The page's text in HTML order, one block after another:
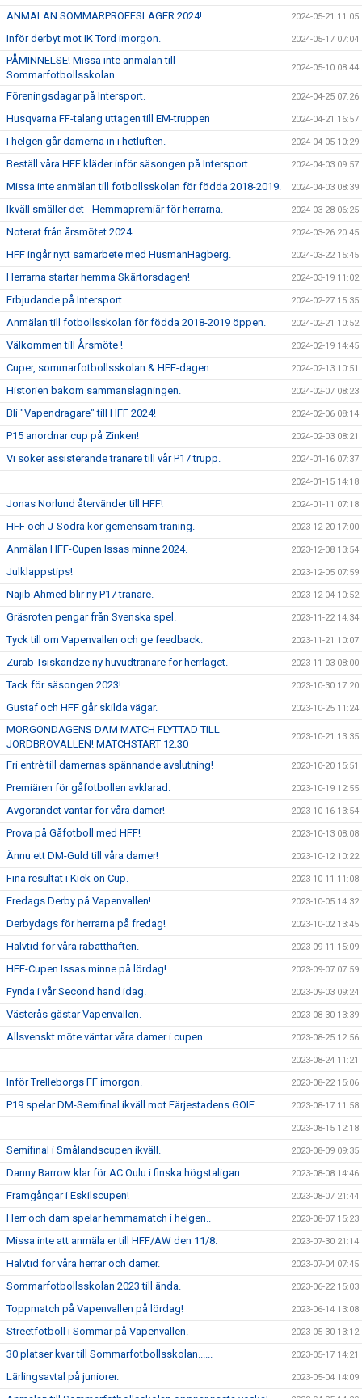
ANMÄLAN SOMMARPROFFSLÄGER 2024! 2024-05-21 11:05
Inför derbyt mot IK Tord imorgon. 2024-05-17 07:04
PÅMINNELSE! Missa inte anmälan till
Sommarfotbollsskolan.
2024-05-10 08:44
Föreningsdagar på Intersport. 2024-04-25 07:26
Husqvarna FF-talang uttagen till EM-truppen 2024-04-21 16:57
I helgen går damerna in i hetluften. 2024-04-05 10:29
Beställ våra HFF kläder inför säsongen på Intersport. 2024-04-03 09:57
Missa inte anmälan till fotbollsskolan för födda 2018-2019. 2024-04-03 08:39
Ikväll smäller det - Hemmapremiär för herrarna. 2024-03-28 06:25
Noterat från årsmötet 2024 2024-03-26 20:45
HFF ingår nytt samarbete med HusmanHagberg. 2024-03-22 15:45
Herrarna startar hemma Skärtorsdagen! 2024-03-19 11:02
Erbjudande på Intersport. 2024-02-27 15:35
Anmälan till fotbollsskolan för födda 2018-2019 öppen. 2024-02-21 10:52
Välkommen till Årsmöte ! 2024-02-19 14:45
Cuper, sommarfotbollsskolan & HFF-dagen. 2024-02-13 10:51
Historien bakom sammanslagningen. 2024-02-07 08:23
Bli "Vapendragare" till HFF 2024! 2024-02-06 08:14
P15 anordnar cup på Zinken! 2024-02-03 08:21
Vi söker assisterande tränare till vår P17 trupp. 2024-01-16 07:37
2024-01-15 14:18
Jonas Norlund återvänder till HFF! 2024-01-11 07:18
HFF och J-Södra kör gemensam träning. 2023-12-20 17:00
Anmälan HFF-Cupen Issas minne 2024. 2023-12-08 13:54
Julklappstips! 2023-12-05 07:59
Najib Ahmed blir ny P17 tränare. 2023-12-04 10:52
Gräsroten pengar från Svenska spel. 2023-11-22 14:34
Tyck till om Vapenvallen och ge feedback. 2023-11-21 10:07
Zurab Tsiskaridze ny huvudtränare för herrlaget. 2023-11-03 08:00
Tack för säsongen 2023! 2023-10-30 17:20
Gustaf och HFF går skilda vägar. 2023-10-25 11:24
MORGONDAGENS DAM MATCH FLYTTAD TILL
JORDBROVALLEN! MATCHSTART 12.30
2023-10-21 13:35
Fri entrè till damernas spännande avslutning! 2023-10-20 15:51
Premiären för gåfotbollen avklarad. 2023-10-19 12:55
Avgörandet väntar för våra damer! 2023-10-16 13:54
Prova på Gåfotboll med HFF! 2023-10-13 08:08
Ännu ett DM-Guld till våra damer! 2023-10-12 10:22
Fina resultat i Kick on Cup. 2023-10-11 11:08
Fredags Derby på Vapenvallen! 2023-10-05 14:32
Derbydags för herrarna på fredag! 2023-10-02 13:45
Halvtid för våra rabatthäften. 2023-09-11 15:09
HFF-Cupen Issas minne på lördag! 2023-09-07 07:59
Fynda i vår Second hand idag. 2023-09-03 09:24
Västerås gästar Vapenvallen. 2023-08-30 13:39
Allsvenskt möte väntar våra damer i cupen. 2023-08-25 12:56
2023-08-24 11:21
Inför Trelleborgs FF imorgon. 2023-08-22 15:06
P19 spelar DM-Semifinal ikväll mot Färjestadens GOIF. 2023-08-17 11:58
2023-08-15 12:18
Semifinal i Smålandscupen ikväll. 2023-08-09 09:35
Danny Barrow klar för AC Oulu i finska högstaligan. 2023-08-08 14:46
Framgångar i Eskilscupen! 2023-08-07 21:44
Herr och dam spelar hemmamatch i helgen.. 2023-08-07 15:23
Missa inte att anmäla er till HFF/AW den 11/8. 2023-07-30 21:14
Halvtid för våra herrar och damer. 2023-07-04 07:45
Sommarfotbollsskolan 2023 till ända. 2023-06-22 15:03
Toppmatch på Vapenvallen på lördag! 2023-06-14 13:08
Streetfotboll i Sommar på Vapenvallen. 2023-05-30 13:12
30 platser kvar till Sommarfotbollsskolan...... 2023-05-17 14:21
Lärlingsavtal på juniorer. 2023-05-04 14:09